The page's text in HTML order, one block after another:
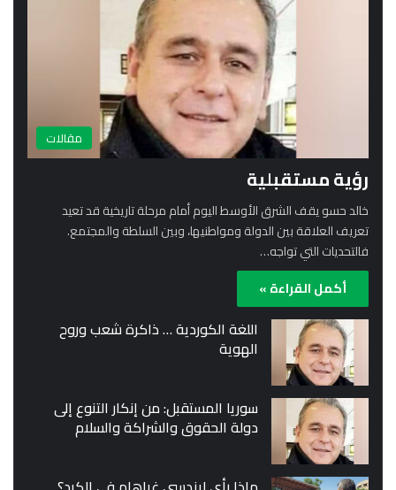
مقالات
رؤية مستقبلية
خالد حسو يقف الشرق الأوسط اليوم أمام مرحلة تاريخية قد تعيد
تعريف العلاقة بين الدولة ومواطنيها، وبين السلطة والمجتمع.
فالتحديات التي تواجه…
أكمل القراءة »
اللغة الكوردية … ذاكرة شعب وروح
الهوية
سوريا المستقبل: من إنكار التنوع إلى
دولة الحقوق والشراكة والسلام